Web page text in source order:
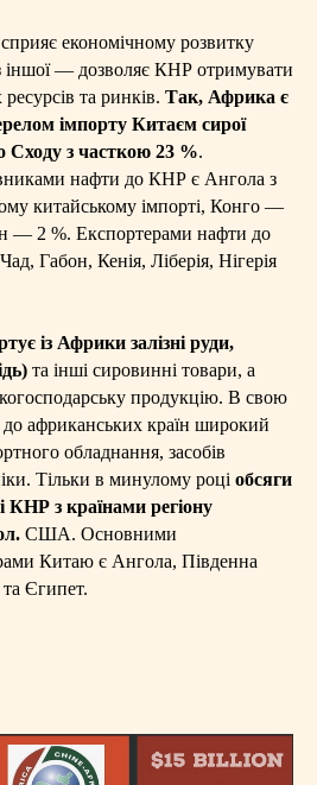
економічному розвитку
іншої — дозволяє КНР отримувати
та ринків. Так, Африка є
імпорту Китаєм сирої
Сходу з часткою 23 %.
нафти до КНР є Ангола з
китайському імпорті, Конго —
— 2 %. Експортерами нафти до
Габон, Кенія, Ліберія, Нігерія
із Африки залізні руди,
та інші сировинні товари, а
продукцію. В свою
африканських країн широкий
обладнання, засобів
Тільки в минулому році обсяги
КНР з країнами регіону
США. Основними
Китаю є Ангола, Південна
Єгипет.